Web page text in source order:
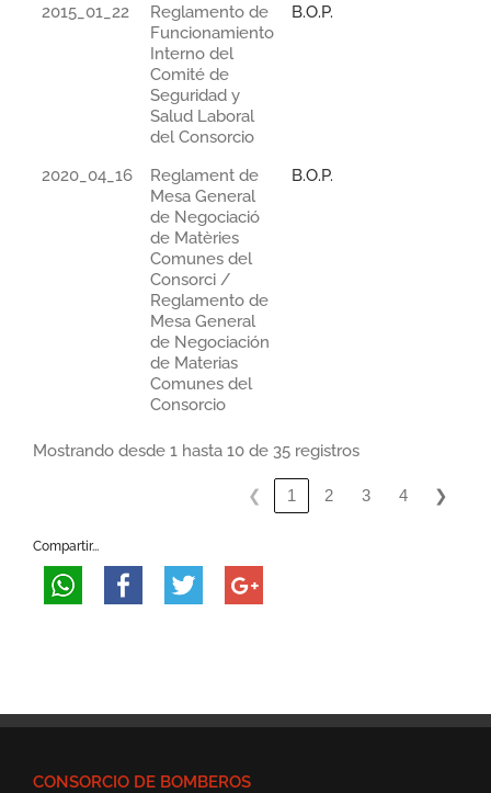
2015_01_22
Reglamento de
Funcionamiento
Interno del
Comité de
Seguridad y
Salud Laboral
del Consorcio
B.O.P.
2020_04_16
Reglament de
Mesa General
de Negociació
de Matèries
Comunes del
Consorci /
Reglamento de
Mesa General
de Negociación
de Materias
Comunes del
Consorcio
B.O.P.
Mostrando desde 1 hasta 10 de 35 registros
❮ 1 2 3 4 ❯
Compartir...
CONSORCIO DE BOMBEROS